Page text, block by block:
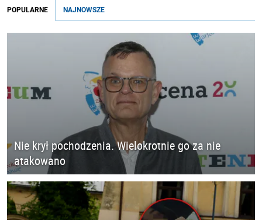
POPULARNE NAJNOWSZE
Nie krył pochodzenia. Wielokrotnie go za nie
atakowano